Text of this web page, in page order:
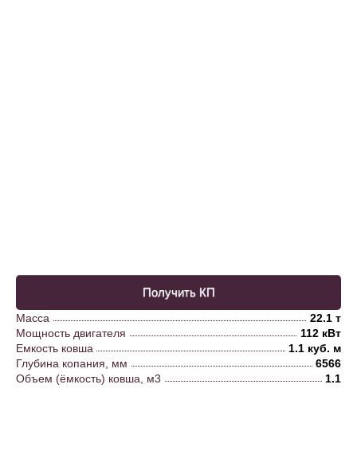
Получить КП
Масса
22.1 т
Мощность двигателя
112 кВт
Емкость ковша
1.1 куб. м
Глубина копания, мм
6566
Объем (ёмкость) ковша, м3
1.1